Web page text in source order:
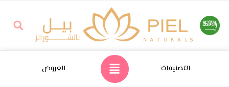
التصنيفات العروض